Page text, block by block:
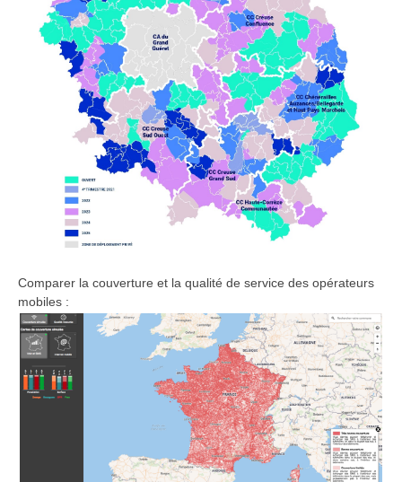
Comparer la couverture et la qualité de service des opérateurs
mobiles :